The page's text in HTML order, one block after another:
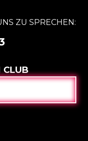
ZU SPRECHEN:
CLUB